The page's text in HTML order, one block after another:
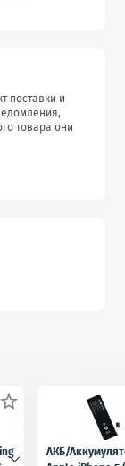
поставки и
товара они

АКБ/